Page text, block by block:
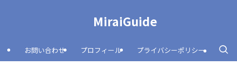
MiraiGuide
お問い合わせ プロフィール プライバシーポリシー